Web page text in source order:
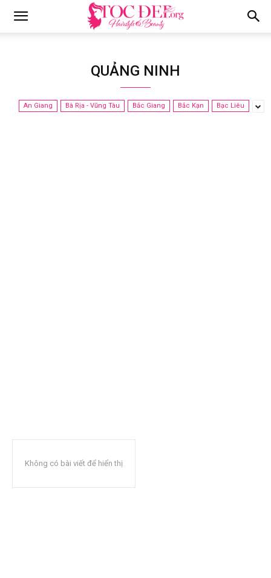
QUẢNG NINH
An Giang Bà Rịa - Vũng Tàu Bắc Giang Bắc Kạn Bạc Liêu
Không có bài viết để hiển thị